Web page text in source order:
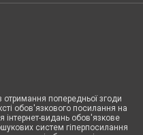
отримання попередньої згоди
обов'язкового посилання на
інтернет-видань обов'язкове
систем гіперпосилання